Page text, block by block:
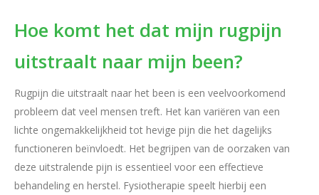
Hoe komt het dat mijn rugpijn
uitstraalt naar mijn been?
Rugpijn die uitstraalt naar het been is een veelvoorkomend
probleem dat veel mensen treft. Het kan variëren van een
lichte ongemakkelijkheid tot hevige pijn die het dagelijks
functioneren beïnvloedt. Het begrijpen van de oorzaken van
deze uitstralende pijn is essentieel voor een effectieve
behandeling en herstel. Fysiotherapie speelt hierbij een